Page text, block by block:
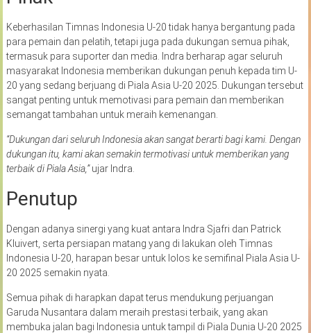
Keberhasilan Timnas Indonesia U-20 tidak hanya bergantung pada
para pemain dan pelatih, tetapi juga pada dukungan semua pihak,
termasuk para suporter dan media. Indra berharap agar seluruh
masyarakat Indonesia memberikan dukungan penuh kepada tim U-
20 yang sedang berjuang di Piala Asia U-20 2025. Dukungan tersebut
sangat penting untuk memotivasi para pemain dan memberikan
semangat tambahan untuk meraih kemenangan.
“Dukungan dari seluruh Indonesia akan sangat berarti bagi kami. Dengan
dukungan itu, kami akan semakin termotivasi untuk memberikan yang
terbaik di Piala Asia,”ujar Indra.
Penutup
Dengan adanya sinergi yang kuat antara Indra Sjafri dan Patrick
Kluivert, serta persiapan matang yang di lakukan oleh Timnas
Indonesia U-20, harapan besar untuk lolos ke semifinal Piala Asia U-
20 2025 semakin nyata.
Semua pihak di harapkan dapat terus mendukung perjuangan
Garuda Nusantara dalam meraih prestasi terbaik, yang akan
membuka jalan bagi Indonesia untuk tampil di Piala Dunia U-20 2025